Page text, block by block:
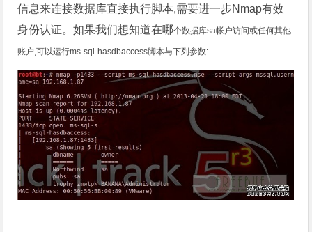
信息来连接数据库直接执行脚本,需要进一步Nmap有效
身份认证。如果我们想知道在哪个数据库sa帐户访问或任何其他
账户,可以运行ms-sql-hasdbaccess脚本与下列参数: